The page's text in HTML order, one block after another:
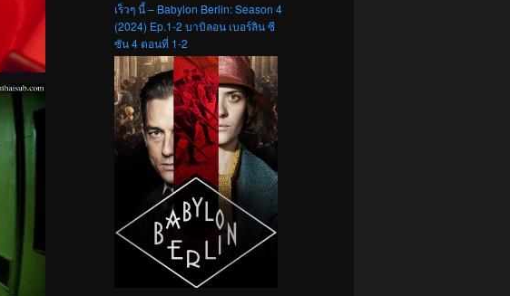
เร็วๆ นี้ – Babylon Berlin: Season 4
(2024) Ep.1-2 บาบิลอน เบอร์ลิน ซี
ซัน 4 ตอนที่ 1-2